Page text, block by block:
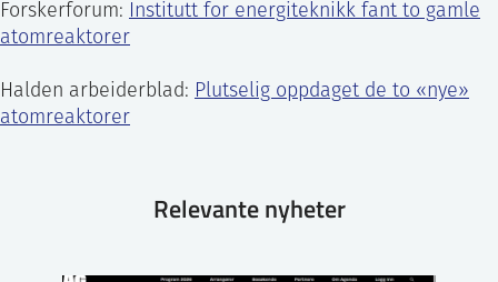
Forskerforum: Institutt for energiteknikk fant to gamle
atomreaktorer
Halden arbeiderblad: Plutselig oppdaget de to «nye»
atomreaktorer
Relevante nyheter